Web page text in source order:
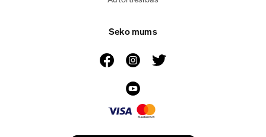
Seko mums